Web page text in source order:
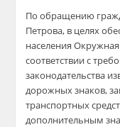
По обращению
Петрова, в целях
населения
соответствии с
законодательства
дорожных знаков,
транспортных
дополнительным